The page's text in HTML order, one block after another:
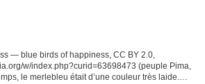
— blue birds of happiness, CC BY 2.0,
w/index.php?curid=63698473 (peuple Pima,
le merlebleu était d’une couleur très laide.